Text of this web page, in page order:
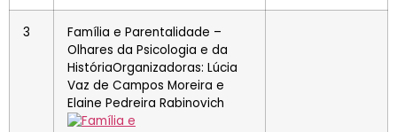
3
Família e Parentalidade –
Olhares da Psicologia e da
HistóriaOrganizadoras: Lúcia
Vaz de Campos Moreira e
Elaine Pedreira Rabinovich